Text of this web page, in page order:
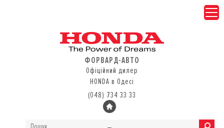
ФОРВАРД-АВТО
Офіційний дилер
HONDA в Одесі
(048) 734 33 33